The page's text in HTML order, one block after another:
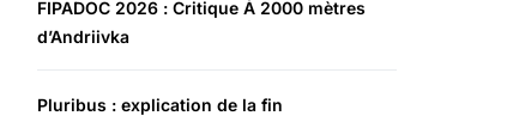
FIPADOC 2026 : Critique À 2000 mètres
d’Andriivka
Pluribus : explication de la fin